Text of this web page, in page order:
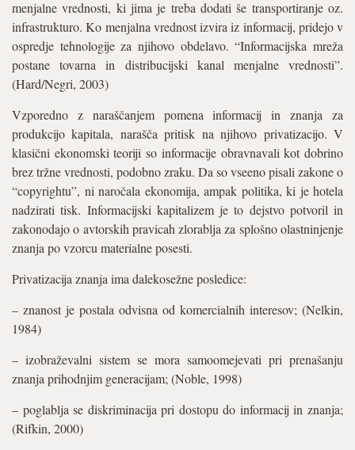
menjalne vrednosti, ki jima je treba dodati še transportiranje oz.
infrastrukturo. Ko menjalna vrednost izvira iz informacij, pridejo v
ospredje tehnologije za njihovo obdelavo. “Informacijska mreža
postane tovarna in distribucijski kanal menjalne vrednosti”.
(Hard/Negri, 2003)
Vzporedno z naraščanjem pomena informacij in znanja za
produkcijo kapitala, narašča pritisk na njihovo privatizacijo. V
klasični ekonomski teoriji so informacije obravnavali kot dobrino
brez tržne vrednosti, podobno zraku. Da so vseeno pisali zakone o
“copyrightu”, ni naročala ekonomija, ampak politika, ki je hotela
nadzirati tisk. Informacijski kapitalizem je to dejstvo potvoril in
zakonodajo o avtorskih pravicah zlorablja za splošno olastninjenje
znanja po vzorcu materialne posesti.
Privatizacija znanja ima dalekosežne posledice:
– znanost je postala odvisna od komercialnih interesov; (Nelkin,
1984)
– izobraževalni sistem se mora samoomejevati pri prenašanju
znanja prihodnjim generacijam; (Noble, 1998)
– poglablja se diskriminacija pri dostopu do informacij in znanja;
(Rifkin, 2000)